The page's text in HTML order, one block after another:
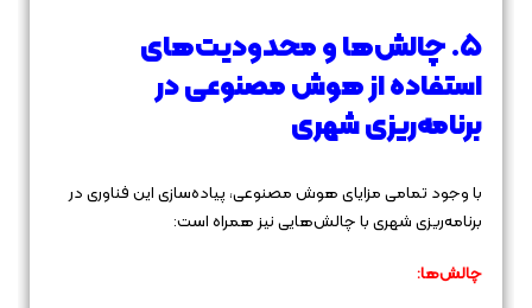
۵. چالش‌ها و محدودیت‌های
استفاده از هوش مصنوعی در
برنامه‌ریزی شهری
با وجود تمامی مزایای هوش مصنوعی، پیاده‌سازی این فناوری در
برنامه‌ریزی شهری با چالش‌هایی نیز همراه است:
چالش‌ها: